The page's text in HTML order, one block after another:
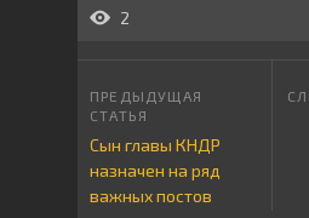
2
Сын главы КНДР
назначен на ряд
важных постов